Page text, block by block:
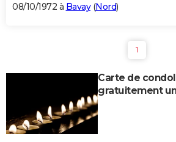
08/10/1972 à Bavay(Nord)
1
Carte de
gratuitement